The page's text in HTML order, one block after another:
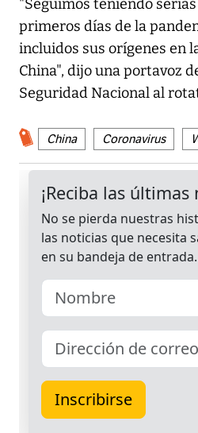
"Seguimos teniendo
primeros días de la
incluidos sus orígenes en
China", dijo una portavoz
Seguridad Nacional al
China Coronavirus